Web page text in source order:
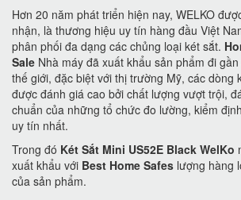
Hơn 20 năm phát triển hiện nay, WELKO
nhận, là thương hiệu uy tín hàng đầu Việt
phân phối đa dạng các chủng loại két sắt.
Sale Nhà máy đã xuất khẩu sản phẩm đi
thế giới, đặc biệt với thị trường Mỹ, các dòng
được đánh giá cao bởi chất lượng vượt trội,
chuẩn của những tổ chức đo lường, kiểm
uy tín nhất.
Trong đó Két Sắt Mini US52E Black WelKo
xuất khẩu với Best Home Safes lượng hàng
của sản phẩm.